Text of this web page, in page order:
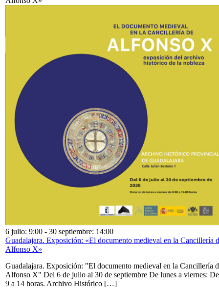
6 julio: 9:00 - 30 septiembre: 14:00
Guadalajara. Exposición: «El documento medieval en la Cancillería
Alfonso X»
Guadalajara. Exposición: "El documento medieval en la Cancillería
Alfonso X" Del 6 de julio al 30 de septiembre De lunes a viernes: De
9 a 14 horas. Archivo Histórico […]